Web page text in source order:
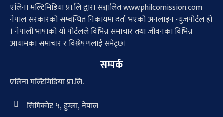
एलिना मल्टिमिडिया प्रा.लि द्वारा सञ्चालित www.philcomission.com
नेपाल सरकारको सम्बन्धित निकायमा दर्ता भएको अनलाइन न्युजपोर्टल हो
। नेपाली भाषाको यो पोर्टलले विभिन्न समाचार तथा जीवनका विभिन्न
आयामका समाचार र विश्लेषणलाई समेट्छ।
सम्पर्क
एलिना मल्टिमिडिया प्रा.लि.
सिमिकोट ५, हुम्ला, नेपाल